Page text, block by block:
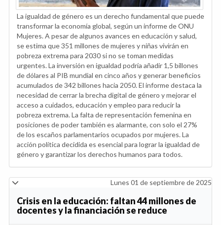
La igualdad de género es un derecho fundamental que puede
transformar la economía global, según un informe de ONU
Mujeres. A pesar de algunos avances en educación y salud,
se estima que 351 millones de mujeres y niñas vivirán en
pobreza extrema para 2030 si no se toman medidas
urgentes. La inversión en igualdad podría añadir 1,5 billones
de dólares al PIB mundial en cinco años y generar beneficios
acumulados de 342 billones hacia 2050. El informe destaca la
necesidad de cerrar la brecha digital de género y mejorar el
acceso a cuidados, educación y empleo para reducir la
pobreza extrema. La falta de representación femenina en
posiciones de poder también es alarmante, con solo el 27%
de los escaños parlamentarios ocupados por mujeres. La
acción política decidida es esencial para lograr la igualdad de
género y garantizar los derechos humanos para todos.
Lunes 01 de septiembre de 2025
Crisis en la educación: faltan 44 millones de
docentes y la financiación se reduce